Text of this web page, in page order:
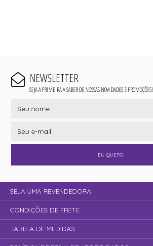
NEWSLETTER
SEJA A PRIMEIRA A SABER DE NOSSAS NOVIDADES E PROMOÇÕES!
EU QUERO
SEJA UMA REVENDEDORA
CONDIÇÕES DE FRETE
TABELA DE MEDIDAS